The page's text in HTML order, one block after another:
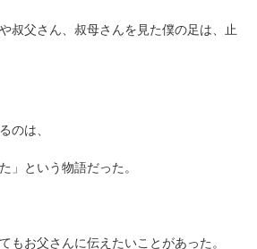
叔父さん、叔母さんを見た僕の足は、止
のは、
」という物語だった。
もお父さんに伝えたいことがあった。